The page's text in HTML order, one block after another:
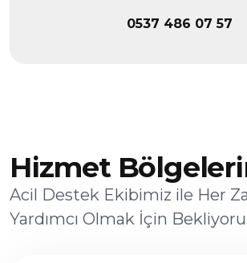
0537 486 07 57
Hizmet
Acil Destek Ekibimiz ile Her
Yardımcı Olmak İçin